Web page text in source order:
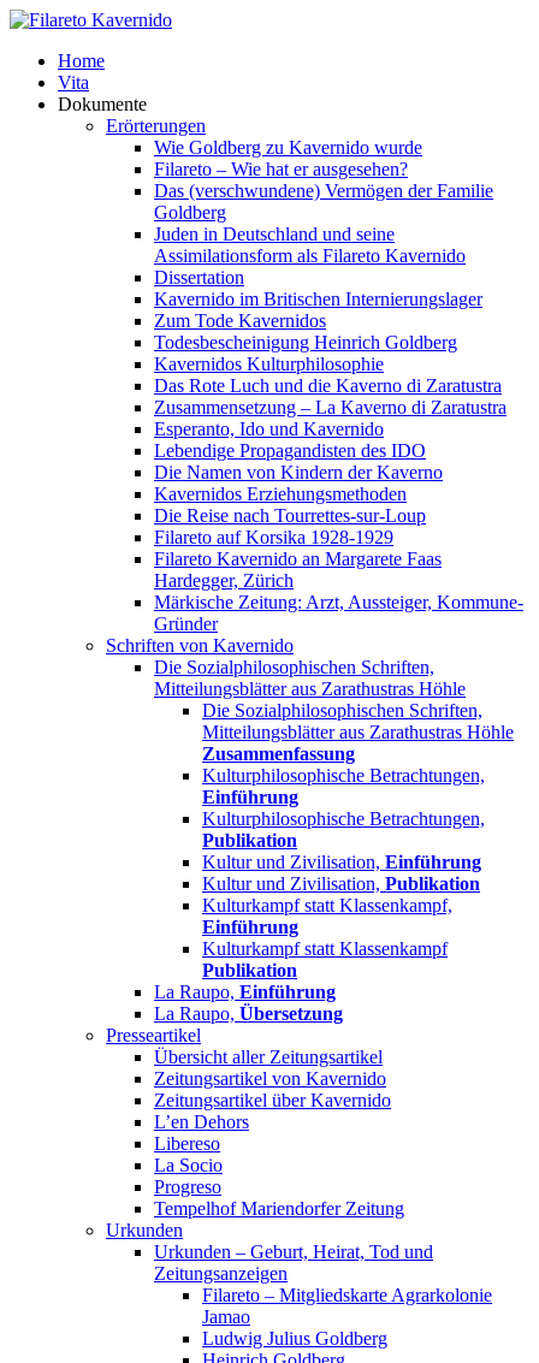
Home
Vita
Dokumente
Erörterungen
Wie Goldberg zu Kavernido wurde
Filareto – Wie hat er ausgesehen?
Das (verschwundene) Vermögen der Familie
Goldberg
Juden in Deutschland und seine
Assimilationsform als Filareto Kavernido
Dissertation
Kavernido im Britischen Internierungslager
Zum Tode Kavernidos
Todesbescheinigung Heinrich Goldberg
Kavernidos Kulturphilosophie
Das Rote Luch und die Kaverno di Zaratustra
Zusammensetzung – La Kaverno di Zaratustra
Esperanto, Ido und Kavernido
Lebendige Propagandisten des IDO
Die Namen von Kindern der Kaverno
Kavernidos Erziehungsmethoden
Die Reise nach Tourrettes-sur-Loup
Filareto auf Korsika 1928-1929
Filareto Kavernido an Margarete Faas
Hardegger, Zürich
Märkische Zeitung: Arzt, Aussteiger, Kommune-
Gründer
Schriften von Kavernido
Die Sozialphilosophischen Schriften,
Mitteilungsblätter aus Zarathustras Höhle
Die Sozialphilosophischen Schriften,
Mitteilungsblätter aus Zarathustras Höhle
Zusammenfassung
Kulturphilosophische Betrachtungen,
Einführung
Kulturphilosophische Betrachtungen,
Publikation
Kultur und Zivilisation, Einführung
Kultur und Zivilisation, Publikation
Kulturkampf statt Klassenkampf,
Einführung
Kulturkampf statt Klassenkampf
Publikation
La Raupo, Einführung
La Raupo, Übersetzung
Presseartikel
Übersicht aller Zeitungsartikel
Zeitungsartikel von Kavernido
Zeitungsartikel über Kavernido
L’en Dehors
Libereso
La Socio
Progreso
Tempelhof Mariendorfer Zeitung
Urkunden
Urkunden – Geburt, Heirat, Tod und
Zeitungsanzeigen
Filareto – Mitgliedskarte Agrarkolonie
Jamao
Ludwig Julius Goldberg